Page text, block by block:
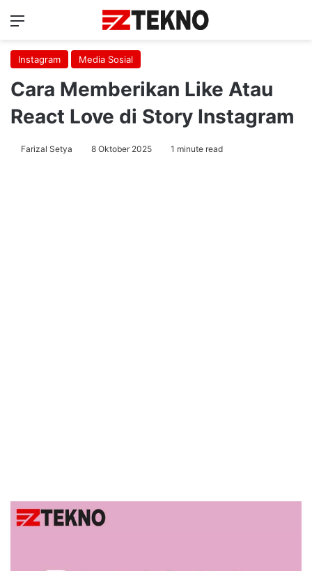
Menu
Instagram Media Sosial
Cara Memberikan Like Atau
React Love di Story Instagram
Farizal Setya 8 Oktober 2025 1 minute read